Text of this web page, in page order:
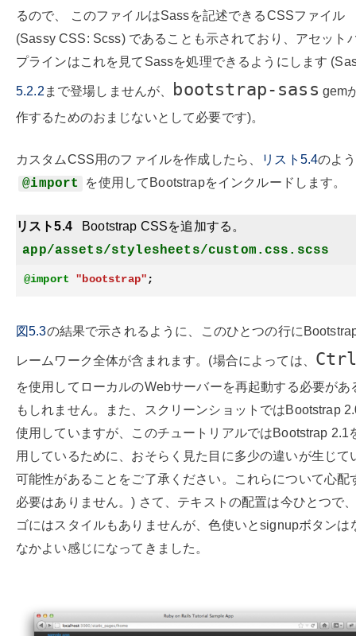
るので、 このファイルはSassを記述できるCSSファイル
(Sassy CSS: Scss) であることも示されており、アセット
プラインはこれを見てSassを処理できるようにします
5.2.2 まで登場しませんが、 bootstrap-sass gem
作するためのおまじないとして必要です)。
カスタムCSS用のファイルを作成したら、 リスト5.4のよ
@import を使用してBootstrapをインクルードします。
リスト5.4 Bootstrap CSSを追加する。
app/assets/stylesheets/custom.css.scss
@import "bootstrap" ;
図5.3の結果で示されるように、このひとつの行に
レームワーク全体が含まれます。(場合によっては、
を使用してローカルのWebサーバーを再起動する必要があ
もしれません。また、スクリーンショットではBootstrap
使用していますが、このチュートリアルではBootstrap 2.1
用しているために、おそらく見た目に多少の違いが生じて
可能性があることをご了承ください。これらについて心配
必要はありません。) さて、テキストの配置は今ひとつで
ゴにはスタイルもありませんが、色使いとsignupボタンは
なかよい感じになってきました。